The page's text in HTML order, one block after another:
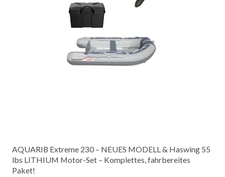
AQUARIB Extreme 230 – NEUES MODELL & Haswing 55
lbs LITHIUM Motor-Set – Komplettes, fahrbereites
Paket!